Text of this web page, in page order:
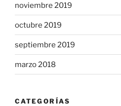
noviembre 2019
octubre 2019
septiembre 2019
marzo 2018
CATEGORÍAS